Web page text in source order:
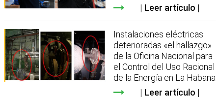
Leer artículo
Instalaciones eléctricas
deterioradas «el hallazgo»
de la Oficina Nacional para
el Control del Uso Racional
de la Energía en La Habana
Leer artículo